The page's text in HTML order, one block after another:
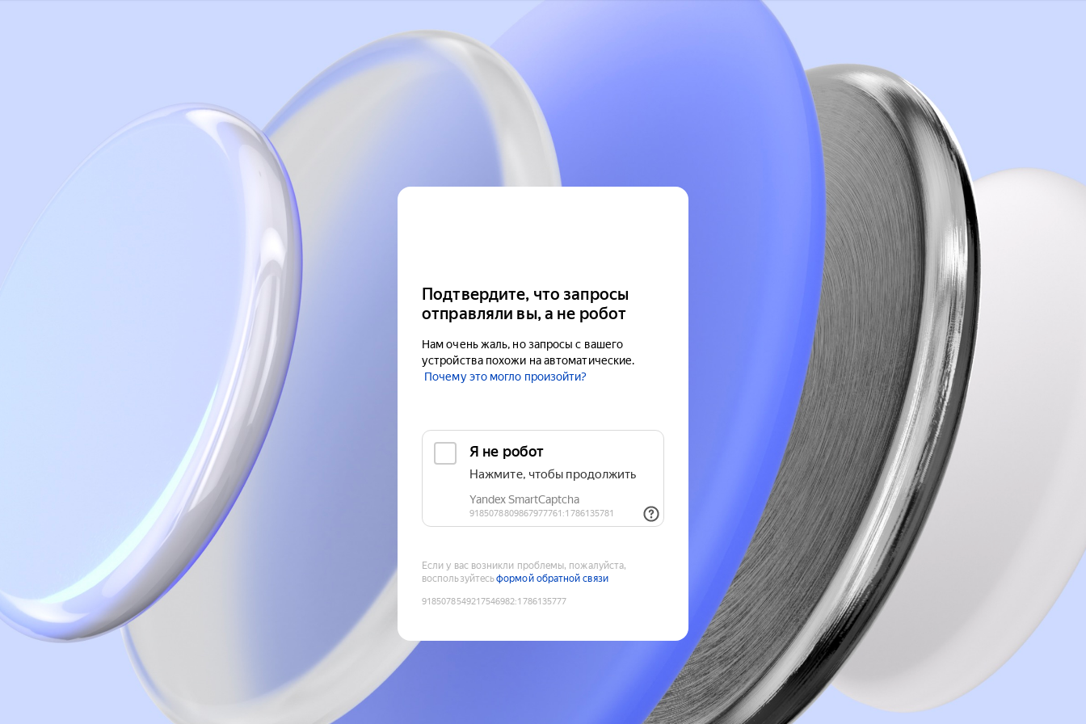
Подтвердите, что запросы
отправляли вы, а не робот
Нам очень жаль, но запросы с вашего
устройства похожи на автоматические.
Почему это могло произойти?
Если у вас возникли проблемы, пожалуйста,
воспользуйтесьформой обратной связи
9185078549217546982:1786135777